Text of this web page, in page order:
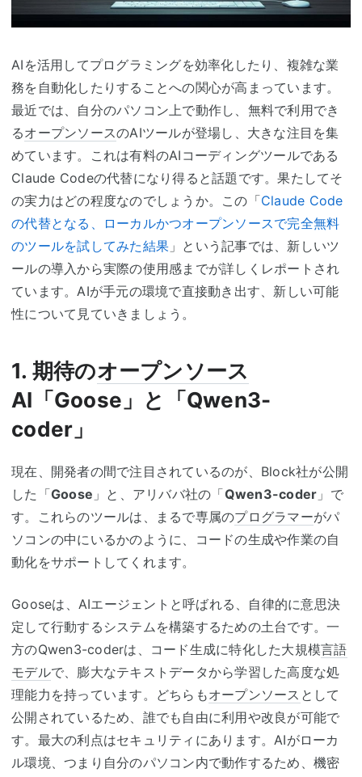
AIを活用してプログラミングを効率化したり、複雑な業
務を自動化したりすることへの関心が高まっています。
最近では、自分のパソコン上で動作し、無料で利用でき
るオープンソースのAIツールが登場し、大きな注目を集
めています。これは有料のAIコーディングツールである
Claude Codeの代替になり得ると話題です。果たしてそ
の実力はどの程度なのでしょうか。この「Claude Code
の代替となる、ローカルかつオープンソースで完全無料
のツールを試してみた結果 」という記事では、新しいツ
ールの導入から実際の使用感までが詳しくレポートされ
ています。AIが手元の環境で直接動き出す、新しい可能
性について見ていきましょう。
1. 期待のオープンソース
AI「Goose」と「Qwen3-
coder」
現在、開発者の間で注目されているのが、Block社が公開
した「Goose 」と、アリババ社の「Qwen3-coder 」で
す。これらのツールは、まるで専属のプログラマーがパ
ソコンの中にいるかのように、コードの生成や作業の自
動化をサポートしてくれます。
Gooseは、AIエージェントと呼ばれる、自律的に意思決
定して行動するシステムを構築するための土台です。一
方のQwen3-coderは、コード生成に特化した大規模言語
モデルで、膨大なテキストデータから学習した高度な処
理能力を持っています。どちらもオープンソース として
公開されているため、誰でも自由に利用や改良が可能で
す。最大の利点はセキュリティにあります。AIがローカ
ル環境、つまり自分のパソコン内で動作するため、機密